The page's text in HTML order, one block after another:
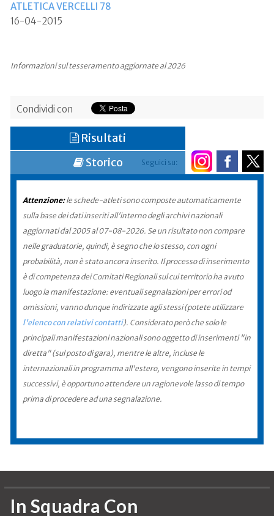
ATLETICA VERCELLI 78
16-04-2015
Informazioni sul tesseramento aggiornate al 2026
Condividi con
Seguici su:
Risultati
Storico
Attenzione:le schede-atleti sono composte automaticamente
sulla base dei dati inseriti all'interno degli archivi nazionali
aggiornati dal 2005 al 07-08-2026. Se un risultato non compare
nelle graduatorie, quindi, è segno che lo stesso, con ogni
probabilità, non è stato ancora inserito. Il processo di inserimento
è di competenza dei Comitati Regionali sul cui territorio ha avuto
luogo la manifestazione: eventuali segnalazioni per errori od
omissioni, vanno dunque indirizzate agli stessi (potete utilizzare
l'elenco con relativi contatti). Considerato però che solo le
principali manifestazioni nazionali sono oggetto di inserimenti "in
diretta" (sul posto di gara), mentre le altre, incluse le
internazionali in programma all'estero, vengono inserite in tempi
successivi, è opportuno attendere un ragionevole lasso di tempo
prima di procedere ad una segnalazione.
In Squadra Con